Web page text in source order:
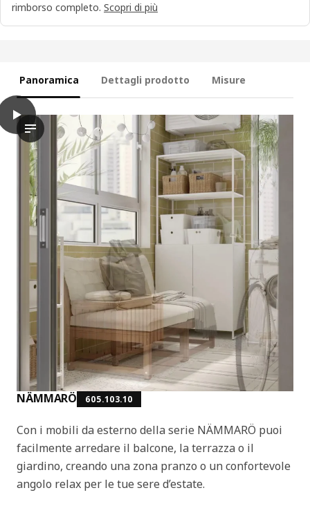
rimborso completo. Scopri di più
Panoramica Dettagli prodotto Misure
NÄMMARÖ 605.103.10
Con i mobili da esterno della serie NÄMMARÖ puoi
facilmente arredare il balcone, la terrazza o il
giardino, creando una zona pranzo o un confortevole
angolo relax per le tue sere d’estate.
play
Il video mostra la panca NÄMMARÖ, dimostrando come
NÄMMARÖ Panca da giardino, mordente marrone chiaro, 120